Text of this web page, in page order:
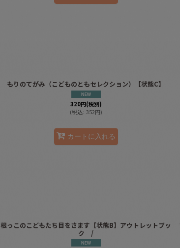
もりのてがみ（こどものともセレクション）【状態C】
320円(税別)
(税込: 352円)
カートに入れる
根っこのこどもたち目をさます【状態B】アウトレットブッ
ク /